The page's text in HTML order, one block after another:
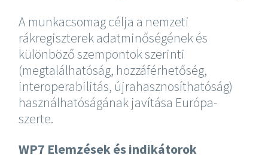
A munkacsomag célja a nemzeti
rákregiszterek adatminőségének és
különböző szempontok szerinti
(megtalálhatóság, hozzáférhetőség,
interoperabilitás, újrahasznosíthatóság)
használhatóságának javítása Európa-
szerte.
WP7 Elemzések és indikátorok